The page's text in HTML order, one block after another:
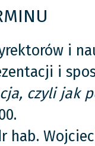
i
i
czyli jak
hab.